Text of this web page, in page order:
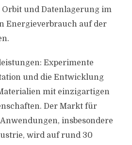
und Datenlagerung im
Energieverbrauch auf der
Experimente
und die Entwicklung
mit einzigartigen
Der Markt für
insbesondere
wird auf rund 30